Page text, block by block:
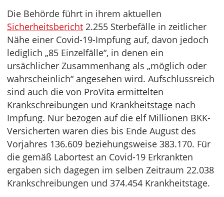
Die Behörde führt in ihrem aktuellen
Sicherheitsbericht 2.255 Sterbefälle in zeitlicher
Nähe einer Covid-19-Impfung auf, davon jedoch
lediglich „85 Einzelfälle“, in denen ein
ursächlicher Zusammenhang als „möglich oder
wahrscheinlich“ angesehen wird. Aufschlussreich
sind auch die von ProVita ermittelten
Krankschreibungen und Krankheitstage nach
Impfung. Nur bezogen auf die elf Millionen BKK-
Versicherten waren dies bis Ende August des
Vorjahres 136.609 beziehungsweise 383.170. Für
die gemäß Labortest an Covid-19 Erkrankten
ergaben sich dagegen im selben Zeitraum 22.038
Krankschreibungen und 374.454 Krankheitstage.